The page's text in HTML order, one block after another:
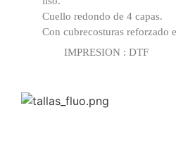
Cuello redondo de 4 capas.
Con cubrecosturas reforzado
IMPRESION : DTF